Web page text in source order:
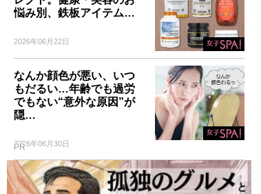
悩み別、鉄板アイテム…
2026年06月22日
なんか顔色が悪い、いつ
もだるい…年齢でも過労
でもない“意外な原因”が
隠…
2026年06月30日
PR